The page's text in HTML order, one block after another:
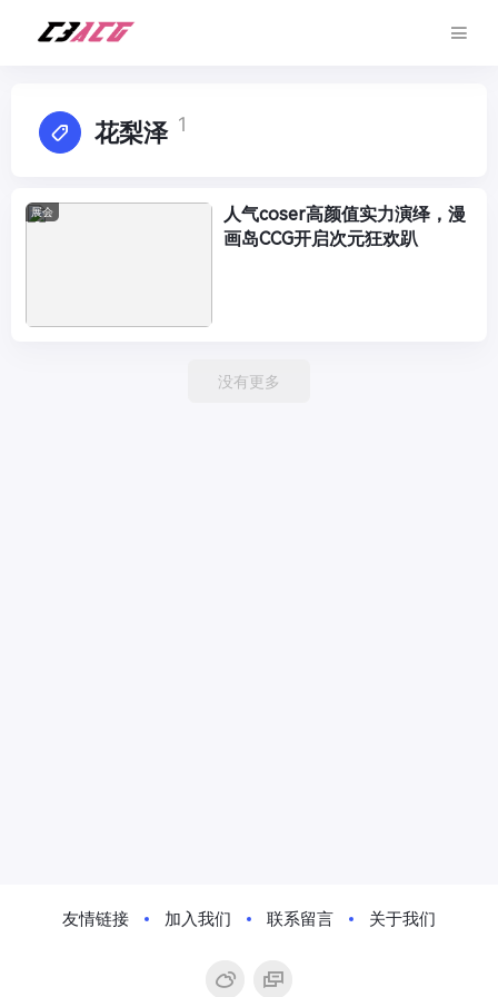
花梨泽 1
展会
人气coser高颜值实力演绎，漫
画岛CCG开启次元狂欢趴
没有更多
友情链接 加入我们 联系留言 关于我们